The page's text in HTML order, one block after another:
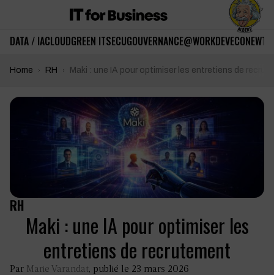
DATA / IACLOUDGREEN ITSECUGOUVERNANCE@WORKDEVECO
Home RH Maki : une IA pour optimiser les entretiens de
RH
Maki : une IA pour optimiser les
entretiens de recrutement
Par Marie Varandat, publié le 23 mars 2026